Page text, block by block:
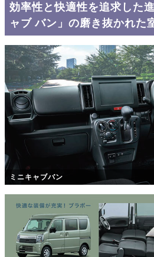
効率性と快適性を追求した
ャブ バン」の磨き抜かれた
ミニキャブバン